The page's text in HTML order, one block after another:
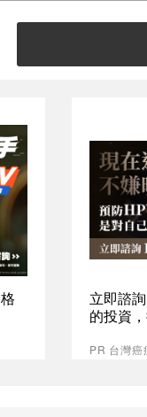
立即諮
的投資
PR 台灣癌